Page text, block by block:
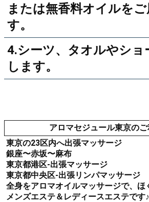
または無香料オイルを
す。
4.シーツ、タオルやショ
します。
アロマセジュール東京の
東京の23区内へ出張マッサージ
銀座〜赤坂〜麻布
東京都港区-出張マッサージ
東京都中央区-出張リンパマッサージ
全身をアロマオイルマッサージで、ほ
メンズエステ＆レディースエステです♪